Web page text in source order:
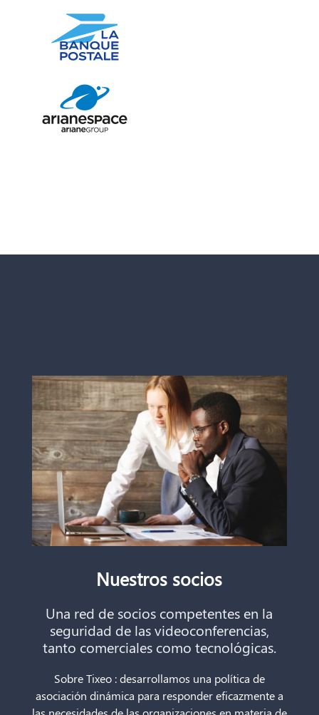
Nuestros socios
Una red de socios competentes en la
seguridad de las videoconferencias,
tanto comerciales como tecnológicas.
Sobre Tixeo : desarrollamos una política de
asociación dinámica para responder eficazmente a